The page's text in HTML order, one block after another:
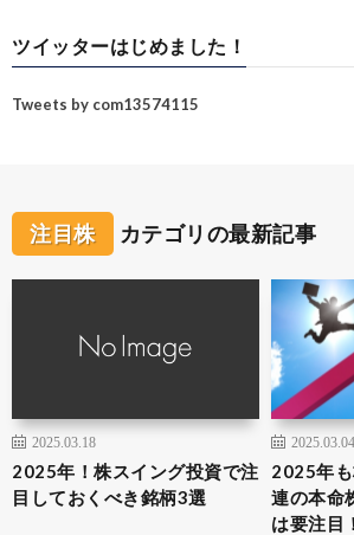
ツイッターはじめました！
Tweets by com13574115
注目株 カテゴリの最新記事
2025.03.18
2025年！株スイング投資で注
目しておくべき銘柄3選
2025.03.04
2025年
連の本命
は要注目！